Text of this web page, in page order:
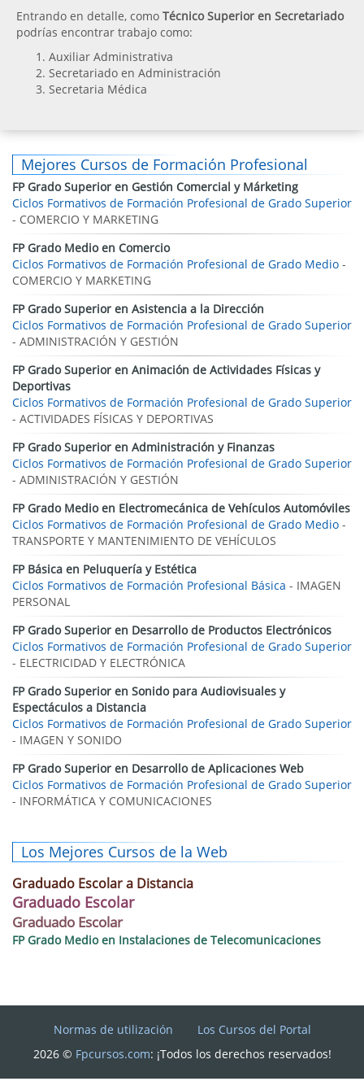
Entrando en detalle, como Técnico Superior en Secretariado
podrías encontrar trabajo como:
Auxiliar Administrativa
Secretariado en Administración
Secretaria Médica
Mejores Cursos de Formación Profesional
FP Grado Superior en Gestión Comercial y Márketing
Ciclos Formativos de Formación Profesional de Grado Superior
- COMERCIO Y MARKETING
FP Grado Medio en Comercio
Ciclos Formativos de Formación Profesional de Grado Medio -
COMERCIO Y MARKETING
FP Grado Superior en Asistencia a la Dirección
Ciclos Formativos de Formación Profesional de Grado Superior
- ADMINISTRACIÓN Y GESTIÓN
FP Grado Superior en Animación de Actividades Físicas y
Deportivas
Ciclos Formativos de Formación Profesional de Grado Superior
- ACTIVIDADES FÍSICAS Y DEPORTIVAS
FP Grado Superior en Administración y Finanzas
Ciclos Formativos de Formación Profesional de Grado Superior
- ADMINISTRACIÓN Y GESTIÓN
FP Grado Medio en Electromecánica de Vehículos Automóviles
Ciclos Formativos de Formación Profesional de Grado Medio -
TRANSPORTE Y MANTENIMIENTO DE VEHÍCULOS
FP Básica en Peluquería y Estética
Ciclos Formativos de Formación Profesional Básica - IMAGEN
PERSONAL
FP Grado Superior en Desarrollo de Productos Electrónicos
Ciclos Formativos de Formación Profesional de Grado Superior
- ELECTRICIDAD Y ELECTRÓNICA
FP Grado Superior en Sonido para Audiovisuales y
Espectáculos a Distancia
Ciclos Formativos de Formación Profesional de Grado Superior
- IMAGEN Y SONIDO
FP Grado Superior en Desarrollo de Aplicaciones Web
Ciclos Formativos de Formación Profesional de Grado Superior
- INFORMÁTICA Y COMUNICACIONES
Los Mejores Cursos de la Web
Graduado Escolar a Distancia
Graduado Escolar
Graduado Escolar
FP Grado Medio en Instalaciones de Telecomunicaciones
Normas de utilización
Los Cursos del Portal
2026 © Fpcursos.com: ¡Todos los derechos reservados!